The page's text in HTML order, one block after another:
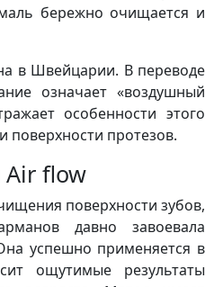
бережно очищается и
в Швейцарии. В переводе
означает «воздушный
особенности этого
протезов.
flow
поверхности зубов,
давно завоевала
успешно применяется в
ощутимые результаты